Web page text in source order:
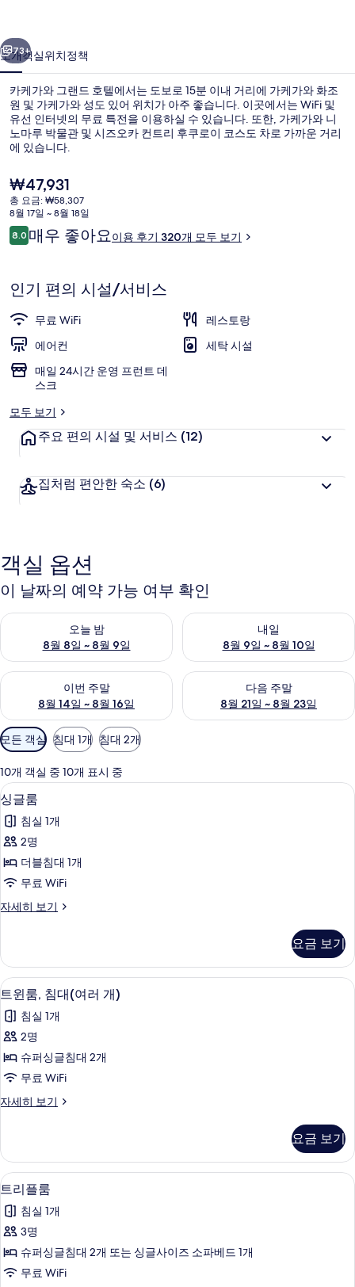
호
텔
의
사
진
갤
러
리
73+
소개객실위치정책
카케가와 그랜드 호텔에서는 도보로 15분 이내 거리에 가케가와 화조
원 및 가케가와 성도 있어 위치가 아주 좋습니다. 이곳에서는 WiFi 및
유선 인터넷의 무료 특전을 이용하실 수 있습니다. 또한, 가케가와 니
노마루 박물관 및 시즈오카 컨트리 후쿠로이 코스도 차로 가까운 거리
에 있습니다.
현
재
가
격
은
₩47,931
총 요금: ₩58,307
8월 17일 ~ 8월 18일
이
용
기
8.010점 만점 중 8.0점.
매우 좋아요이용 후기 320개 모두 보기
인기 편의 시설/서비스
무료 WiFi
레스토랑
에어컨
세탁 시설
매일 24시간 운영 프런트 데
스크
모두 보기
주요 편의 시설 및 서비스 (12)
집처럼 편안한 숙소 (6)
객실 옵션
이 날짜의 예약 가능 여부 확인
오늘 밤
8월 8일 ~ 8월 9일
오늘 밤 예약 가능 여부 확인, 8월 8일 ~ 8월 9일
내일
8월 9일 ~ 8월 10일
내일 예약 가능 여부 확인, 8월
이번 주말
8월 14일 ~ 8월 16일
이번 주말 예약 가능 여부 확인, 8월 14일 ~ 8월 16일
다음 주말
8월 21일 ~ 8월 23일
다음 주말 예약 가능 여부 확인
객
실
에
사
용
가
능
한
터
모든 객실 침대 1개 침대 2개
10개 객실 중 10개 표시 중
싱
글
룸
사
진
두
기
싱글룸 | 다리미/다리미판, 무료 WiFi,
3
싱글룸
침실 1개
2명
더블침대 1개
무료 WiFi
자세히 보기
싱
세
히
보
요금 보기
트
윈
룸,
침
대
러
사
진
모
두
보
기
다리미/다리미판, 무료 WiFi, 침대 시트
9
트윈룸, 침대(여러 개)
침실 1개
2명
슈퍼싱글침대 2개
무료 WiFi
자세히 보기
트
대
(여
러
자
세
보
기
요금 보기
트
리
플
룸
사
다리미/다리미판, 무료 WiFi, 침대 시트
6
트리플룸
침실 1개
3명
슈퍼싱글침대 2개 또는 싱글사이즈 소파베드 1개
무료 WiFi